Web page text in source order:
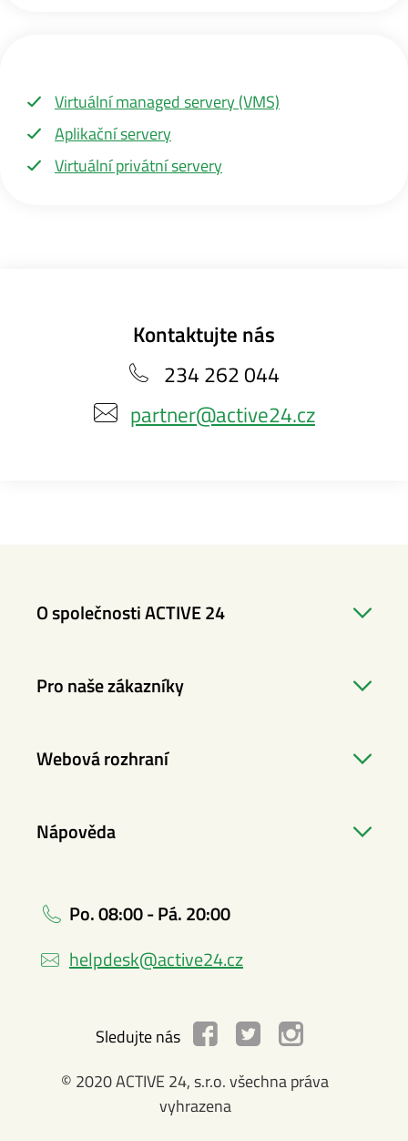
Virtuální managed servery (VMS)
Aplikační servery
Virtuální privátní servery
Kontaktujte nás
234 262 044
partner@active24.cz
O společnosti ACTIVE 24
Pro naše zákazníky
Webová rozhraní
Nápověda
Po. 08:00 - Pá. 20:00
helpdesk@active24.cz
Sledujte nás
© 2020 ACTIVE 24, s.r.o. všechna práva
vyhrazena